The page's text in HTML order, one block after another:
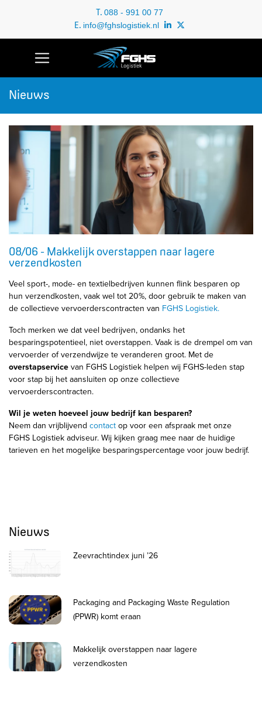
T. 088 - 991 00 77
E. info@fghslogistiek.nl
Nieuws
08/06 - Makkelijk overstappen naar lagere
verzendkosten
Veel sport-, mode- en textielbedrijven kunnen flink besparen op
hun verzendkosten, vaak wel tot 20%, door gebruik te maken van
de collectieve vervoerderscontracten van FGHS Logistiek.
Toch merken we dat veel bedrijven, ondanks het
besparingspotentieel, niet overstappen. Vaak is de drempel om van
vervoerder of verzendwijze te veranderen groot. Met de
overstapservice van FGHS Logistiek helpen wij FGHS-leden stap
voor stap bij het aansluiten op onze collectieve
vervoerderscontracten.
Wil je weten hoeveel jouw bedrijf kan besparen?
Neem dan vrijblijvend contact op voor een afspraak met onze
FGHS Logistiek adviseur. Wij kijken graag mee naar de huidige
tarieven en het mogelijke besparingspercentage voor jouw bedrijf.
Nieuws
Zeevrachtindex juni ’26
Packaging and Packaging Waste Regulation
(PPWR) komt eraan
Makkelijk overstappen naar lagere
verzendkosten